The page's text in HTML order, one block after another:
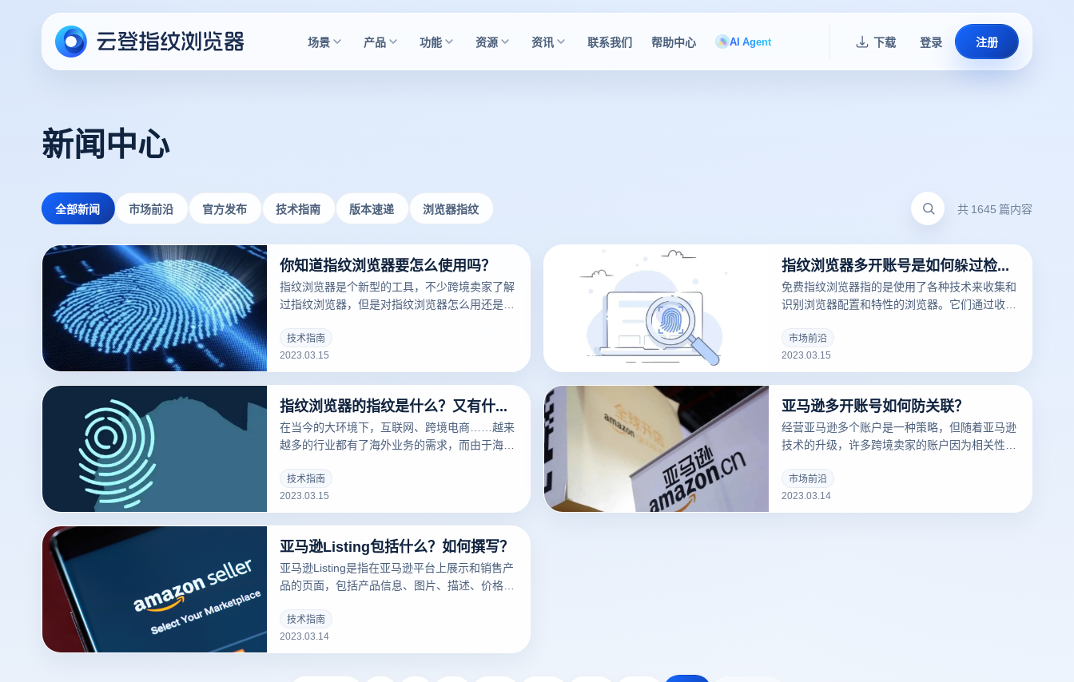
场景 产品 功能 资源 资讯 联系我们 帮助中心 AI Agent 下载 登录 注册
新闻中心
全部新闻 市场前沿 官方发布 技术指南 版本速递 浏览器指纹 共 1645 篇内容
你知道指纹浏览器要怎么使用吗？
指纹浏览器是个新型的工具，不少跨境卖家了解
过指纹浏览器，但是对指纹浏览器怎么用还是有
是一款可以修改网络指纹的浏览器。因为我们每
个账号登录电脑都会留下我们的指纹信息，通过
这些指纹信息可以识别用户的身份信息，从而用
要怎么使用呢？
技术指南
2023.03.15
指纹浏览器多开账号是如何躲过检测的？
免费指纹浏览器指的是使用了各种技术来收集和
识别浏览器配置和特性的浏览器。它们通过收集
息来创建一个唯一的浏览器指纹，这可以用于追
踪用户的在线行为。
市场前沿
2023.03.15
指纹浏览器的指纹是什么？又有什么用？
在当今的大环境下，互联网、跨境电商……越来
越多的行业都有了海外业务的需求，而由于海外
用到不同的IP，这时候便要用到指纹浏览器。要
清楚的了解什么是指纹浏览器之前，我们需要知
道什么是们先来说一下浏览器指纹。听着非常相
技术指南
2023.03.15
亚马逊多开账号如何防关联？
经营亚马逊多个账户是一种策略，但随着亚马逊
技术的升级，许多跨境卖家的账户因为相关性而
如何防止相关性呢？有什么好的防关联方法？
市场前沿
2023.03.14
亚马逊Listing包括什么？如何撰写？
亚马逊Listing是指在亚马逊平台上展示和销售产
品的页面，包括产品信息、图片、描述、价格、
可以吸引更多的潜在买家，增加销量。以下云登
录指纹浏览器关于亚马逊Listing包括什么？如何
撰写？的一些建议。
技术指南
2023.03.14